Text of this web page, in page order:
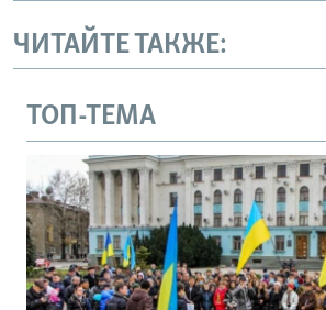
ЧИТАЙТЕ ТАКЖЕ:
ТОП-ТЕМА